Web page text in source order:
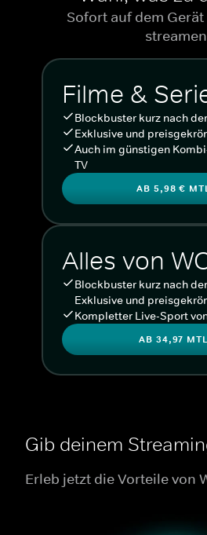
Sofort auf dem
streamen
Filme &
Blockbuster kurz nach
Exklusive und
Auch im günstigen
TV
AB 5,98 €
Alles von
Blockbuster kurz nach
Exklusive und
Kompletter Live-Sport
AB 34,97
Gib deinem
Erleb jetzt die Vorteile von